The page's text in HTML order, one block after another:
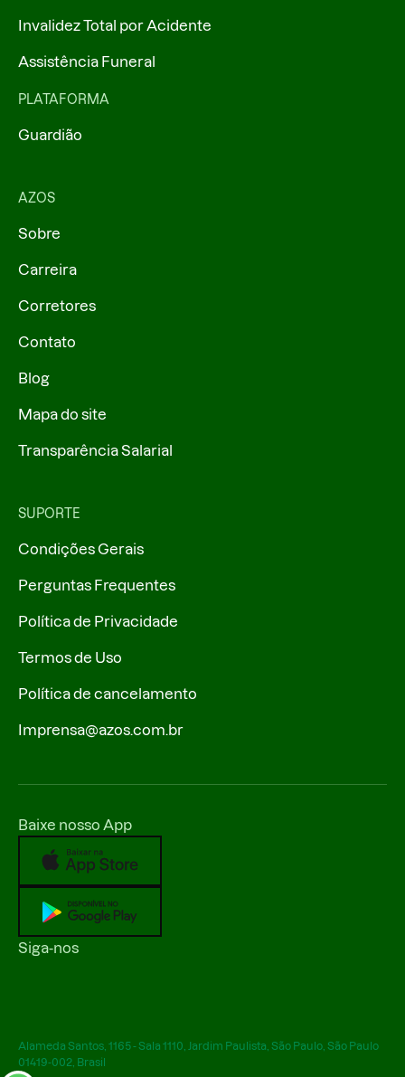
Invalidez Total por Acidente
Assistência Funeral
PLATAFORMA
Guardião
AZOS
Sobre
Carreira
Corretores
Contato
Blog
Mapa do site
Transparência Salarial
SUPORTE
Condições Gerais
Perguntas Frequentes
Política de Privacidade
Termos de Uso
Política de cancelamento
Imprensa@azos.com.br
Baixe nosso App
Siga-nos
Alameda Santos, 1165 - Sala 1110, Jardim Paulista, São Paulo, São Paulo
01419-002, Brasil